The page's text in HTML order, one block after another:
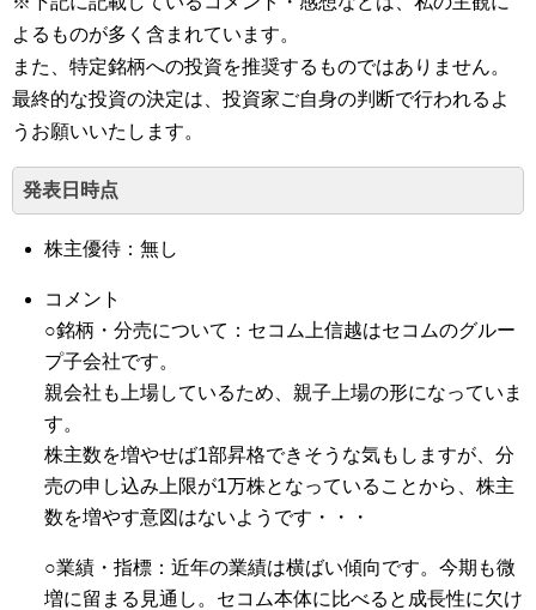
よるものが多く含まれています。
また、特定銘柄への投資を推奨するものではありません。
最終的な投資の決定は、投資家ご自身の判断で行われるよ
うお願いいたします。
発表日時点
株主優待：無し
コメント
○銘柄・分売について：セコム上信越はセコムのグルー
プ子会社です。
親会社も上場しているため、親子上場の形になっていま
す。
株主数を増やせば1部昇格できそうな気もしますが、分
売の申し込み上限が1万株となっていることから、株主
数を増やす意図はないようです・・・
○業績・指標：近年の業績は横ばい傾向です。今期も微
増に留まる見通し。セコム本体に比べると成長性に欠け